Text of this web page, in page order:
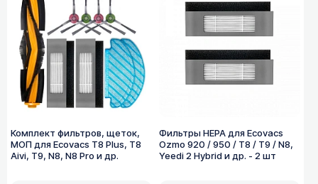
Комплект фильтров, щеток,
МОП для Ecovacs T8 Plus, T8
Aivi, T9, N8, N8 Pro и др.
Фильтры HEPA для Ecovacs
Ozmo 920 / 950 / T8 / T9 / N8,
Yeedi 2 Hybrid и др. - 2 шт